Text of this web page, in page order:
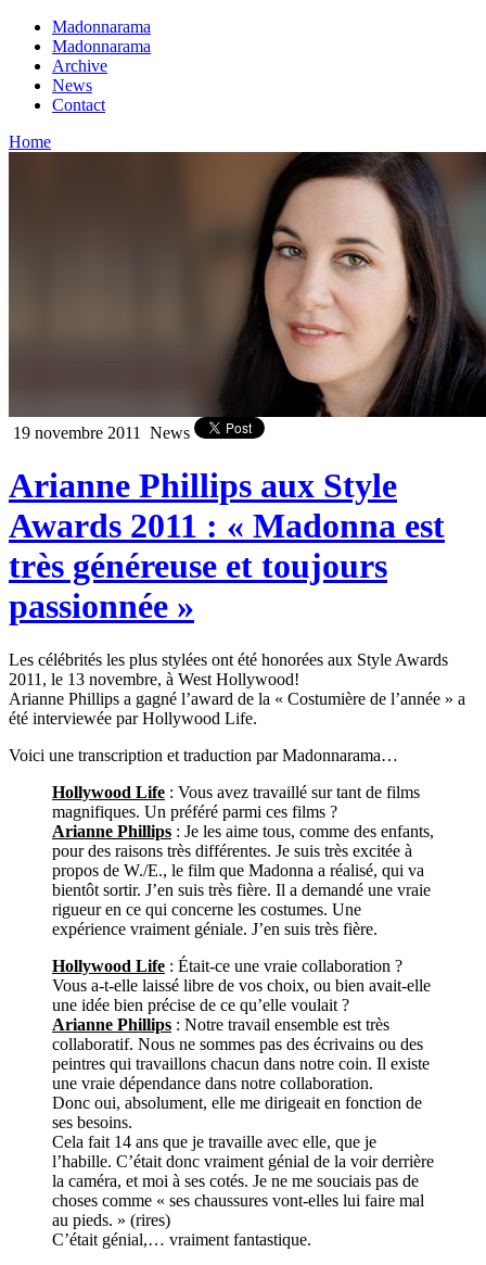
Madonnarama
Madonnarama
Archive
News
Contact
Home
19 novembre 2011 News
Arianne Phillips aux Style
Awards 2011 : « Madonna est
très généreuse et toujours
passionnée »
Les célébrités les plus stylées ont été honorées aux Style Awards
2011, le 13 novembre, à West Hollywood!
Arianne Phillips a gagné l’award de la « Costumière de l’année » a
été interviewée par Hollywood Life.
Voici une transcription et traduction par Madonnarama…
Hollywood Life : Vous avez travaillé sur tant de films
magnifiques. Un préféré parmi ces films ?
Arianne Phillips : Je les aime tous, comme des enfants,
pour des raisons très différentes. Je suis très excitée à
propos de W./E., le film que Madonna a réalisé, qui va
bientôt sortir. J’en suis très fière. Il a demandé une vraie
rigueur en ce qui concerne les costumes. Une
expérience vraiment géniale. J’en suis très fière.
Hollywood Life : Était-ce une vraie collaboration ?
Vous a-t-elle laissé libre de vos choix, ou bien avait-elle
une idée bien précise de ce qu’elle voulait ?
Arianne Phillips : Notre travail ensemble est très
collaboratif. Nous ne sommes pas des écrivains ou des
peintres qui travaillons chacun dans notre coin. Il existe
une vraie dépendance dans notre collaboration.
Donc oui, absolument, elle me dirigeait en fonction de
ses besoins.
Cela fait 14 ans que je travaille avec elle, que je
l’habille. C’était donc vraiment génial de la voir derrière
la caméra, et moi à ses cotés. Je ne me souciais pas de
choses comme « ses chaussures vont-elles lui faire mal
au pieds. » (rires)
C’était génial,… vraiment fantastique.